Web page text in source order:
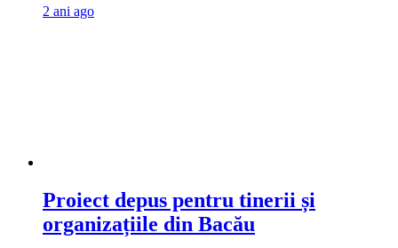
2 ani ago
Proiect depus pentru tinerii și
organizațiile din Bacău